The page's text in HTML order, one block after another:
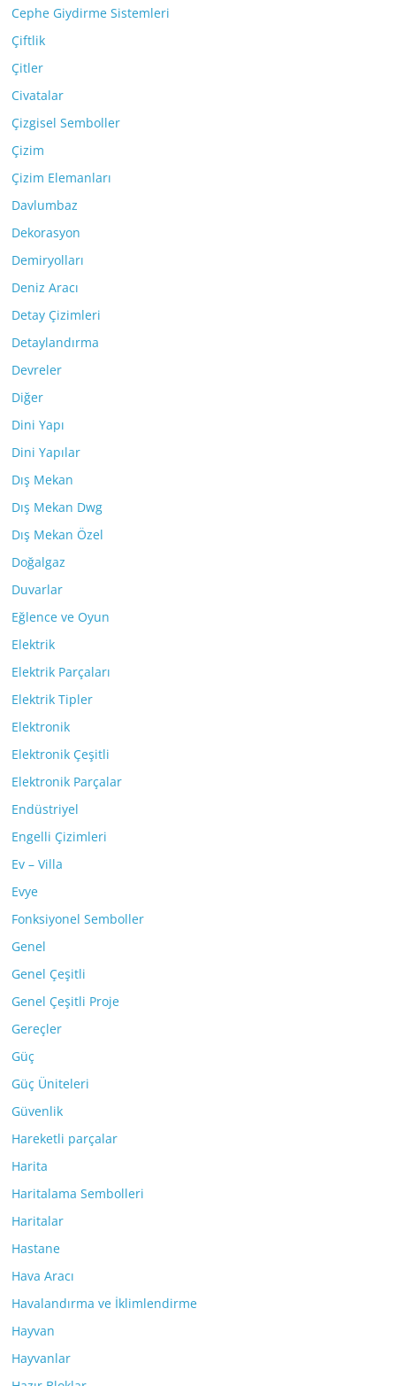
Cephe Giydirme Sistemleri
Çiftlik
Çitler
Civatalar
Çizgisel Semboller
Çizim
Çizim Elemanları
Davlumbaz
Dekorasyon
Demiryolları
Deniz Aracı
Detay Çizimleri
Detaylandırma
Devreler
Diğer
Dini Yapı
Dini Yapılar
Dış Mekan
Dış Mekan Dwg
Dış Mekan Özel
Doğalgaz
Duvarlar
Eğlence ve Oyun
Elektrik
Elektrik Parçaları
Elektrik Tipler
Elektronik
Elektronik Çeşitli
Elektronik Parçalar
Endüstriyel
Engelli Çizimleri
Ev – Villa
Evye
Fonksiyonel Semboller
Genel
Genel Çeşitli
Genel Çeşitli Proje
Gereçler
Güç
Güç Üniteleri
Güvenlik
Hareketli parçalar
Harita
Haritalama Sembolleri
Haritalar
Hastane
Hava Aracı
Havalandırma ve İklimlendirme
Hayvan
Hayvanlar